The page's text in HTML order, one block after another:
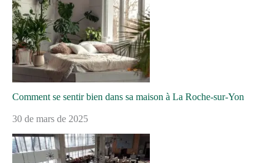
Comment se sentir bien dans sa maison à La Roche-sur-Yon
30 de mars de 2025